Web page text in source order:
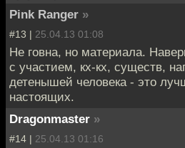
Pink Ranger »
#13 | 25.04.13 01:08
Не говна, но материала.
с участием, кх-кх, существ,
детенышей человека - это
настоящих.
Dragonmaster »
#14 | 25.04.13 01:16